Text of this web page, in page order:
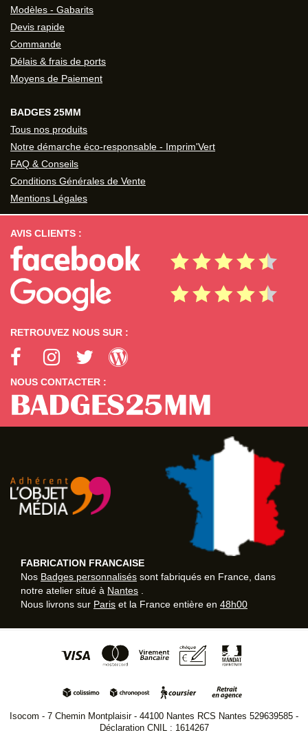
Modèles - Gabarits
Devis rapide
Commande
Délais & frais de ports
Moyens de Paiement
BADGES 25MM
Tous nos produits
Notre démarche éco-responsable - Imprim'Vert
FAQ & Conseils
Conditions Générales de Vente
Mentions Légales
AVIS CLIENTS :
RETROUVEZ NOUS SUR :
NOUS CONTACTER :
FABRICATION FRANCAISE
Nos Badges personnalisés sont fabriqués en France, dans
notre atelier situé à Nantes
Nous livrons sur Paris et la France entière en 48h00
Isocom - 7 Chemin Montplaisir - 44100 Nantes RCS Nantes 529639585 -
Déclaration CNIL : 1614267